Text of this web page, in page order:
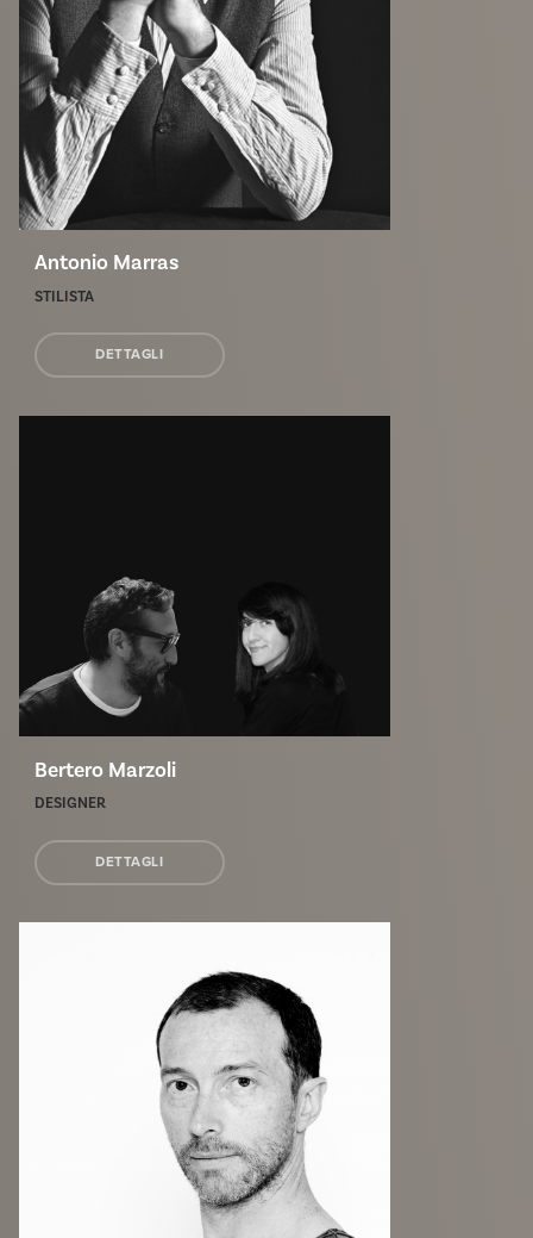
Antonio Marras
STILISTA
DETTAGLI
Bertero Marzoli
DESIGNER
DETTAGLI